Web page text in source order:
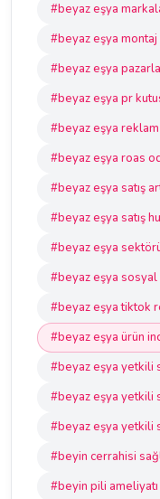
#beyaz eşya
#beyaz eşya montaj
#beyaz eşya
#beyaz eşya pr
#beyaz eşya
#beyaz eşya roas
#beyaz eşya satış
#beyaz eşya satış
#beyaz eşya
#beyaz eşya sosyal
#beyaz eşya tiktok
#beyaz eşya ürün
#beyaz eşya yetkili
#beyaz eşya yetkili
#beyaz eşya yetkili
#beyin cerrahisi
#beyin pili